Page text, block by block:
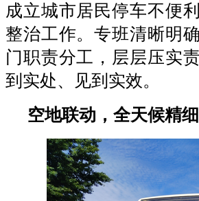
成立城市居民停车不便
整治工作。专班清晰明
门职责分工，层层压实
到实处、见到实效。
空地联动，全天候精